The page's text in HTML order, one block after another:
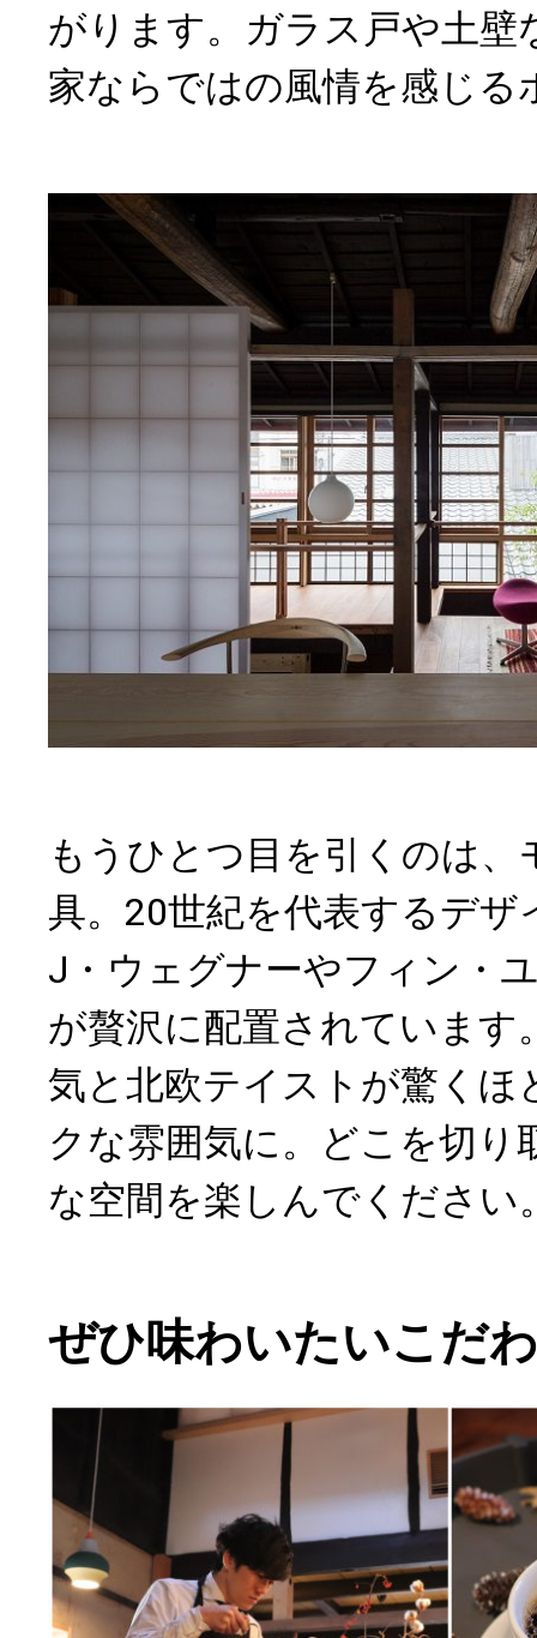
がります。ガラス戸や土壁
家ならではの風情を感じる
もうひとつ目を引くのは、
具。20世紀を代表するデザ
J・ウェグナーやフィン・
が贅沢に配置されています
気と北欧テイストが驚くほ
クな雰囲気に。どこを切り
な空間を楽しんでください
ぜひ味わいたいこだ